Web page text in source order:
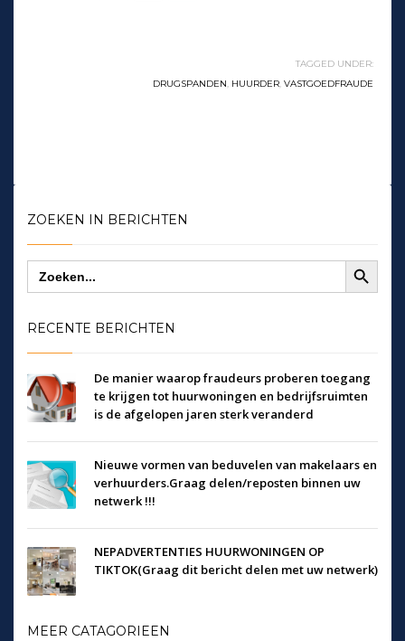
TAGGED UNDER:
DRUGSPANDEN, HUURDER, VASTGOEDFRAUDE
ZOEKEN IN BERICHTEN
Zoek
naar:
Zoekknop
RECENTE BERICHTEN
De manier waarop fraudeurs proberen toegang
te krijgen tot huurwoningen en bedrijfsruimten
is de afgelopen jaren sterk veranderd
Nieuwe vormen van beduvelen van makelaars en
verhuurders.Graag delen/reposten binnen uw
netwerk !!!
NEPADVERTENTIES HUURWONINGEN OP
TIKTOK(Graag dit bericht delen met uw netwerk)
MEER CATAGORIEEN